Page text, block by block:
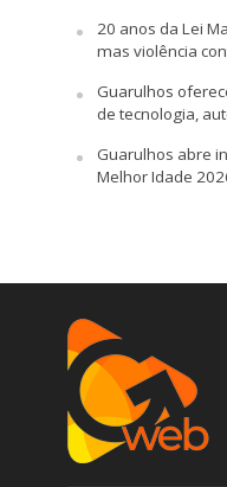
20 anos da Lei
mas violência
Guarulhos
de tecnologia,
Guarulhos abre
Melhor Idade